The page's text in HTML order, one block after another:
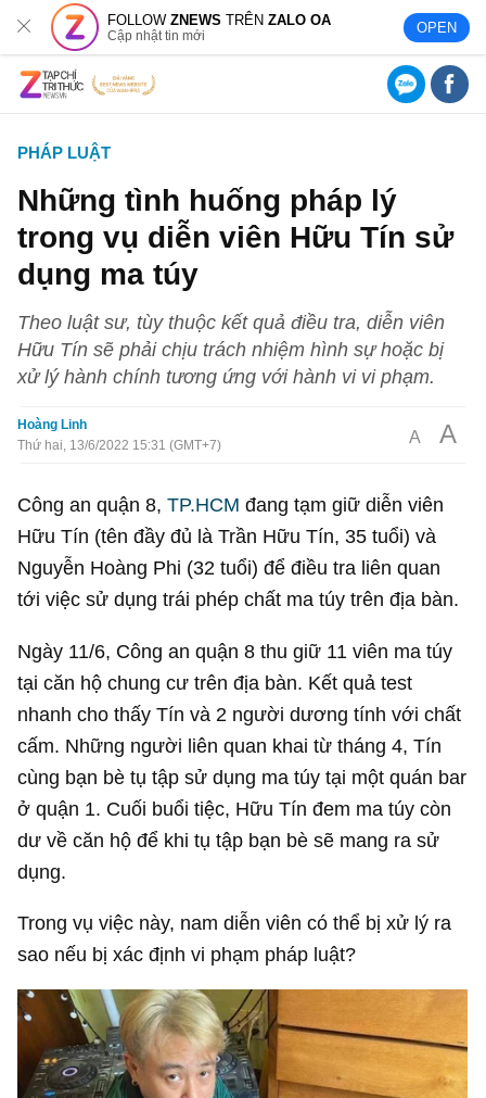
FOLLOWZNEWS TRÊNZALO OA
Cập nhật tin mới OPEN
PHÁP LUẬT
Những tình huống pháp lý
trong vụ diễn viên Hữu Tín sử
dụng ma túy
Theo luật sư, tùy thuộc kết quả điều tra, diễn viên
Hữu Tín sẽ phải chịu trách nhiệm hình sự hoặc bị
xử lý hành chính tương ứng với hành vi vi phạm.
Hoàng Linh
Thứ hai, 13/6/2022 15:31 (GMT+7)
A A
Công an quận 8,TP.HCM đang tạm giữ diễn viên
Hữu Tín (tên đầy đủ là Trần Hữu Tín, 35 tuổi) và
Nguyễn Hoàng Phi (32 tuổi) để điều tra liên quan
tới việc sử dụng trái phép chất ma túy trên địa bàn.
Ngày 11/6, Công an quận 8 thu giữ 11 viên ma túy
tại căn hộ chung cư trên địa bàn. Kết quả test
nhanh cho thấy Tín và 2 người dương tính với chất
cấm. Những người liên quan khai từ tháng 4, Tín
cùng bạn bè tụ tập sử dụng ma túy tại một quán bar
ở quận 1. Cuối buổi tiệc, Hữu Tín đem ma túy còn
dư về căn hộ để khi tụ tập bạn bè sẽ mang ra sử
dụng.
Trong vụ việc này, nam diễn viên có thể bị xử lý ra
sao nếu bị xác định vi phạm pháp luật?